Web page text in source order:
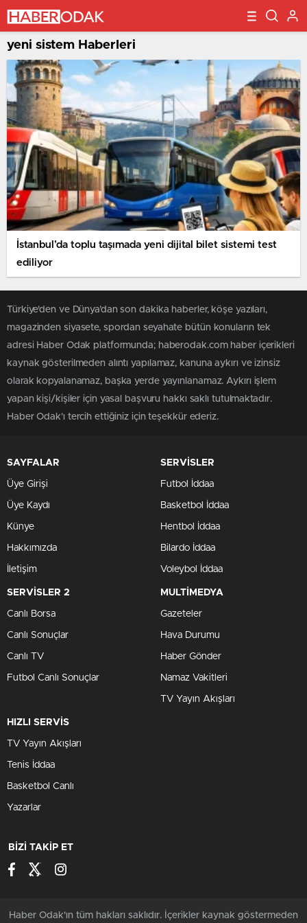
yeni sistem Haberleri
İstanbul’da toplu taşımada yeni dijital bilet sistemi test
ediliyor
Türkiye'den ve Dünya’dan son dakika haberler, köşe yazıları,
magazinden siyasete, spordan seyahate bütün konuların tek
adresi Haber Odak platformunda; haberodak.com haber içerikleri
kaynak gösterilmeden alıntı yapılamaz, kanuna aykırı ve izinsiz
olarak kopyalanamaz, başka yerde yayınlanamaz. Aykırı işlem
yapan kişi/kişiler için yasal başvuru hakkı saklı tutulmaktadır.
Haber Odak'ı tercih ettiğiniz için teşekkür ederiz.
SAYFALAR
Üye Girişi
Üye Kaydı
Künye
Hakkımızda
İletişim
SERVİSLER
Futbol İddaa
Basketbol İddaa
Hentbol İddaa
Bilardo İddaa
Voleybol İddaa
SERVİSLER 2
Canlı Borsa
Canlı Sonuçlar
Canlı TV
Futbol Canlı Sonuçlar
MULTİMEDYA
Gazeteler
Hava Durumu
Haber Gönder
Namaz Vakitleri
TV Yayın Akışları
HIZLI SERVİS
TV Yayın Akışları
Tenis İddaa
Basketbol Canlı
Yazarlar
BİZİ TAKİP ET
Haber Odak'ın tüm hakları saklıdır. İçerikler kaynak göstermeden